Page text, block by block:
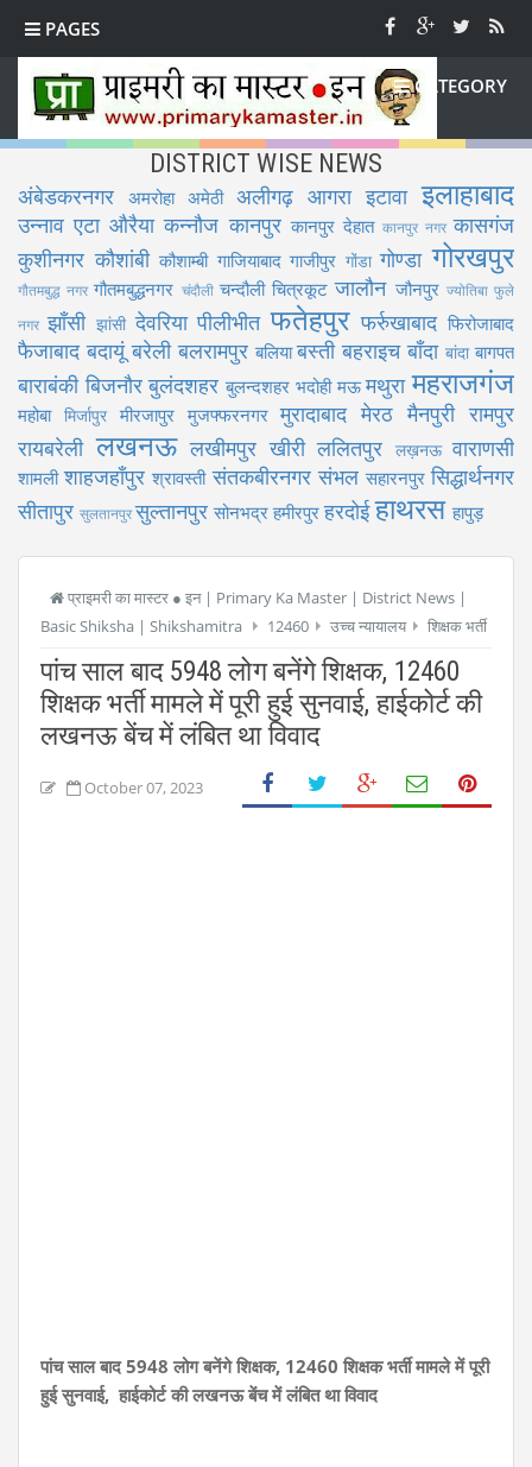
PAGES
CATEGORY
DISTRICT WISE NEWS
अंबेडकरनगर अमरोहा अमेठी अलीगढ़ आगरा इटावा इलाहाबाद
उन्नाव एटा औरैया कन्नौज कानपुर कानपुर देहात कानपुर नगर कासगंज
कुशीनगर कौशांबी कौशाम्बी गाजियाबाद गाजीपुर गोंडा गोण्डा गोरखपुर
गौतमबुद्ध नगर गौतमबुद्धनगर चंदौली चन्दौली चित्रकूट जालौन जौनपुर ज्योतिबा फुले
नगर झाँसी झांसी देवरिया पीलीभीत फतेहपुर फर्रुखाबाद फिरोजाबाद
फैजाबाद बदायूं बरेली बलरामपुर बलिया बस्ती बहराइच बाँदा बांदा बागपत
बाराबंकी बिजनौर बुलंदशहर बुलन्दशहर भदोही मऊ मथुरा महराजगंज
महोबा मिर्जापुर मीरजापुर मुजफ्फरनगर मुरादाबाद मेरठ मैनपुरी रामपुर
रायबरेली लखनऊ लखीमपुर खीरी ललितपुर लख़नऊ वाराणसी
शामली शाहजहाँपुर श्रावस्ती संतकबीरनगर संभल सहारनपुर सिद्धार्थनगर
सीतापुर सुलतानपुरसुल्तानपुर सोनभद्र हमीरपुर हरदोई हाथरस हापुड़
प्राइमरी का मास्टर ● इन | Primary Ka Master | District News |
Basic Shiksha | Shikshamitra
12460 उच्च न्यायालय शिक्षक भर्ती
पांच साल बाद 5948 लोग बनेंगे शिक्षक, 12460
शिक्षक भर्ती मामले में पूरी हुई सुनवाई, हाईकोर्ट की
लखनऊ बेंच में लंबित था विवाद
October 07, 2023
पांच साल बाद 5948 लोग बनेंगे शिक्षक, 12460 शिक्षक भर्ती मामले में पूरी
हुई सुनवाई, हाईकोर्ट की लखनऊ बेंच में लंबित था विवाद